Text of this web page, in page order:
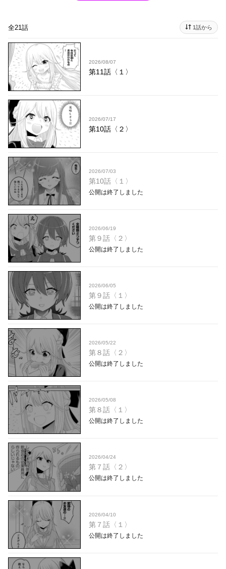
全21話 1話から
2026/08/07
第11話〈１〉
2026/07/17
第10話〈２〉
2026/07/03
第10話〈１〉
公開は終了しました
2026/06/19
第９話〈２〉
公開は終了しました
2026/06/05
第９話〈１〉
公開は終了しました
2026/05/22
第８話〈２〉
公開は終了しました
2026/05/08
第８話〈１〉
公開は終了しました
2026/04/24
第７話〈２〉
公開は終了しました
2026/04/10
第７話〈１〉
公開は終了しました